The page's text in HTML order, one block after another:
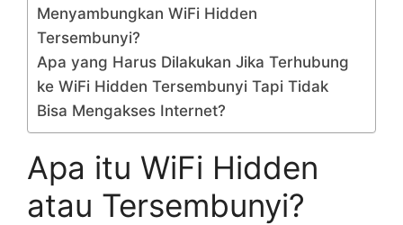
Menyambungkan WiFi Hidden
Tersembunyi?
Apa yang Harus Dilakukan Jika Terhubung
ke WiFi Hidden Tersembunyi Tapi Tidak
Bisa Mengakses Internet?
Apa itu WiFi Hidden
atau Tersembunyi?